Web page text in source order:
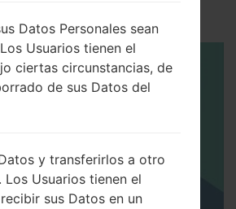
Datos Personales sean
Usuarios tienen el
ciertas circunstancias, de
de sus Datos del
y transferirlos a otro
Usuarios tienen el
sus Datos en un